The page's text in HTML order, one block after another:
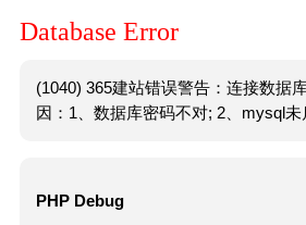
Database Error
(1040) 365建站错误警告：连接数据
因：1、数据库密码不对; 2、mysql未
PHP Debug